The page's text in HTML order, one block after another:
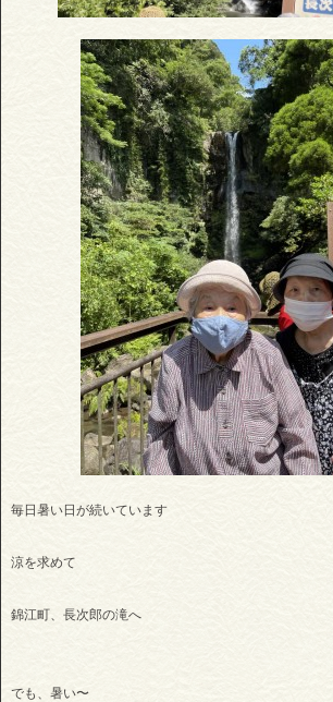
毎日暑い日が続いています
涼を求めて
錦江町、長次郎の滝へ
でも、暑い〜